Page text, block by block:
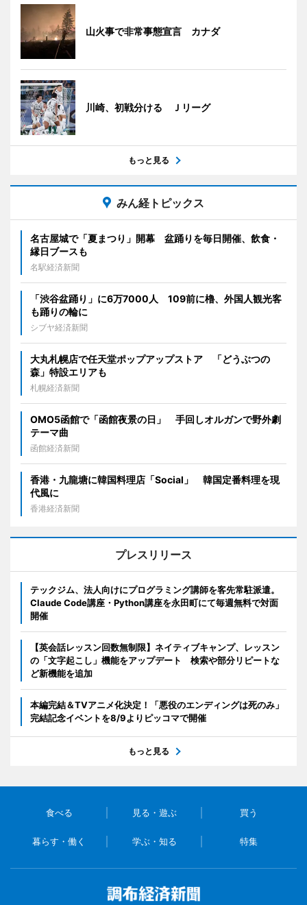
山火事で非常事態宣言 カナダ
川崎、初戦分ける Ｊリーグ
もっと見る
みん経トピックス
名古屋城で「夏まつり」開幕 盆踊りを毎日開催、飲食・
縁日ブースも
名駅経済新聞
「渋谷盆踊り」に6万7000人 109前に櫓、外国人観光客
も踊りの輪に
シブヤ経済新聞
大丸札幌店で任天堂ポップアップストア 「どうぶつの
森」特設エリアも
札幌経済新聞
OMO5函館で「函館夜景の日」 手回しオルガンで野外劇
テーマ曲
函館経済新聞
香港・九龍塘に韓国料理店「Social」 韓国定番料理を現
代風に
香港経済新聞
プレスリリース
テックジム、法人向けにプログラミング講師を客先常駐派遣。
Claude Code講座・Python講座を永田町にて毎週無料で対面
開催
【英会話レッスン回数無制限】ネイティブキャンプ、レッスン
の「文字起こし」機能をアップデート 検索や部分リピートな
ど新機能を追加
本編完結＆TVアニメ化決定！「悪役のエンディングは死のみ」
完結記念イベントを8/9よりピッコマで開催
もっと見る
食べる 見る・遊ぶ 買う
暮らす・働く 学ぶ・知る 特集